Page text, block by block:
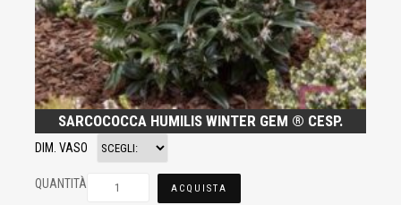
SARCOCOCCA HUMILIS WINTER GEM ® CESP.
DIM. VASO
QUANTITÀ ACQUISTA